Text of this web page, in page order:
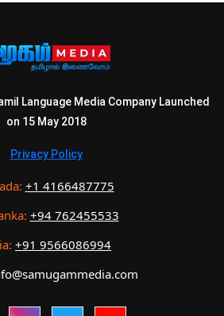
Language Media Company Launched
on 15 May 2018
Privacy Policy
+1 4166487775
+94 762455533
+91 9566086994